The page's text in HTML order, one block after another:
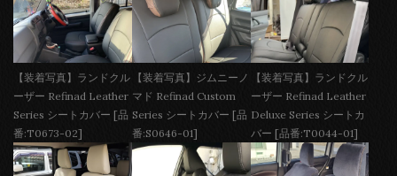
【装着写真】ランドクル
ーザー Refinad Leather
Series シートカバー [品
番:T0673-02]
【装着写真】ジムニーノ
マド Refinad Custom
Series シートカバー [品
番:S0646-01]
【装着写真】ランドクル
ーザー Refinad Leather
Deluxe Series シートカ
バー [品番:T0044-01]